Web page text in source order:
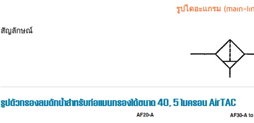
รูปไดอะแกรม (main-
สัญลักษณ์
รูปตัวกรองลมดักน้ำสำหรับท่อแมนกรองได้ขนาด 40, 5 ไมครอน AirTAC